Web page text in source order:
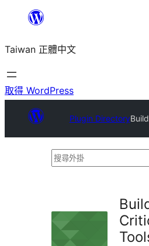
主
要
內
Taiwan 正體中文
取得 WordPress
Plugin Directory
搜
掛